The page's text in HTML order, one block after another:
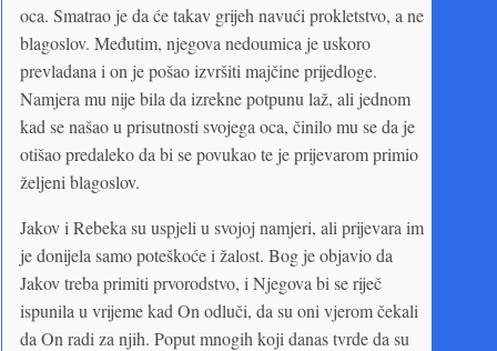
oca. Smatrao je da će takav grijeh navući prokletstvo, a ne
blagoslov. Međutim, njegova nedoumica je uskoro
prevladana i on je pošao izvršiti majčine prijedloge.
Namjera mu nije bila da izrekne potpunu laž, ali jednom
kad se našao u prisutnosti svojega oca, činilo mu se da je
otišao predaleko da bi se povukao te je prijevarom primio
željeni blagoslov.
Jakov i Rebeka su uspjeli u svojoj namjeri, ali prijevara im
je donijela samo poteškoće i žalost. Bog je objavio da
Jakov treba primiti prvorodstvo, i Njegova bi se riječ
ispunila u vrijeme kad On odluči, da su oni vjerom čekali
da On radi za njih. Poput mnogih koji danas tvrde da su